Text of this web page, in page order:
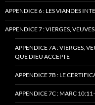
APPENDICE 6 : LES VIANDES
APPENDICE 7 : VIERGES,
APPENDICE 7A : VIERGES,
QUE DIEU ACCEPTE
APPENDICE 7B : LE
APPENDICE 7C : MARC